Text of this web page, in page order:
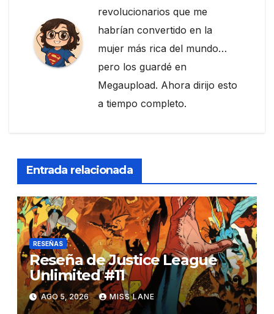
revolucionarios que me
habrían convertido en la
mujer más rica del mundo…
pero los guardé en
Megaupload. Ahora dirijo esto
a tiempo completo.
Entrada relacionada
RESEÑAS
Reseña de Justice League
Unlimited #11
AGO 5, 2026 MISS LANE